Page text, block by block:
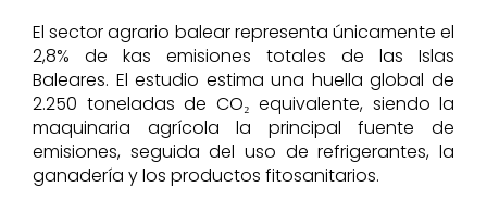
El sector agrario balear representa únicamente el
2,8% de kas emisiones totales de las Islas
Baleares. El estudio estima una huella global de
2.250 toneladas de CO₂ equivalente, siendo la
maquinaria agrícola la principal fuente de
emisiones, seguida del uso de refrigerantes, la
ganadería y los productos fitosanitarios.